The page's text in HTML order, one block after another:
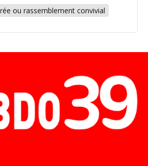
ou rassemblement convivial